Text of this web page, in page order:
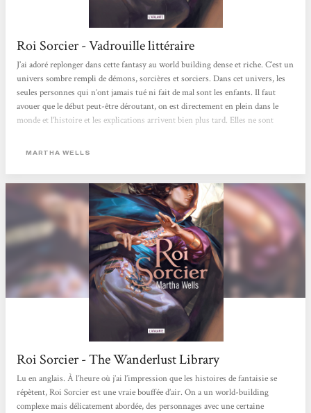
Roi Sorcier - Vadrouille littéraire
J’ai adoré replonger dans cette fantasy au world building dense et riche. C’est un
univers sombre rempli de démons, sorcières et sorciers. Dans cet univers, les
seules personnes qui n’ont jamais tué ni fait de mal sont les enfants. Il faut
avouer que le début peut-être déroutant, on est directement en plein dans le
monde et l’histoire et les explications arrivent bien plus tard. Elles ne sont
directement sans prévenir dans le vif du sujet et c’est assez déroutant si on n’a
MARTHA WELLS
Roi Sorcier - The Wanderlust Library
Lu en anglais. À l’heure où j’ai l’impression que les histoires de fantaisie se
répètent, Roi Sorcier est une vraie bouffée d’air. On a un world-building
complexe mais délicatement abordée, des personnages avec une certaine